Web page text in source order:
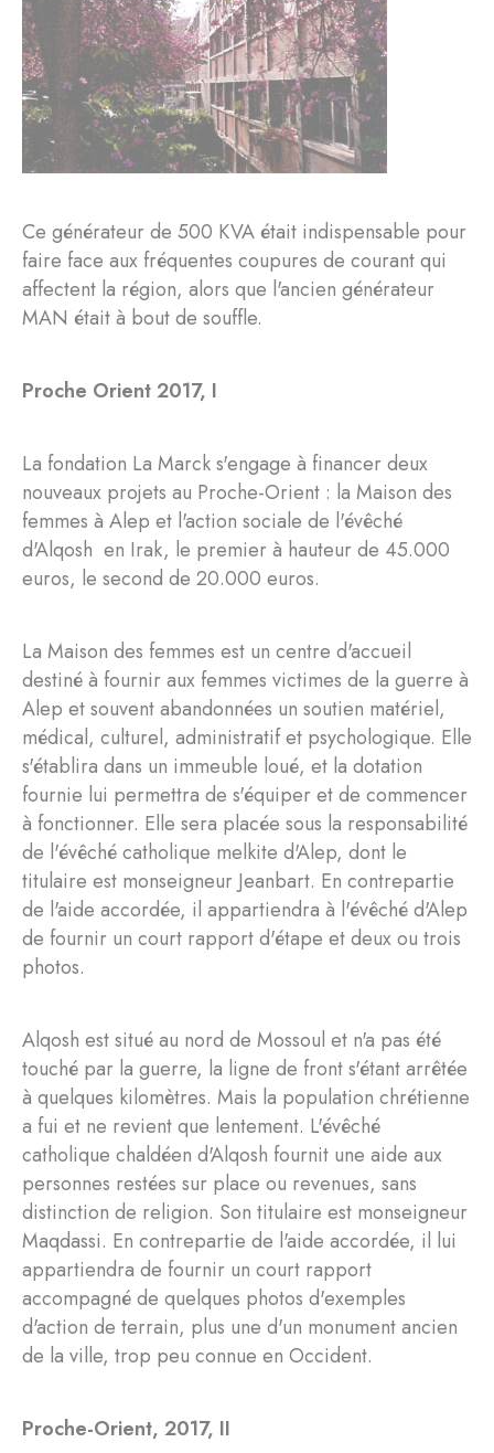
Ce générateur de 500 KVA était indispensable pour
faire face aux fréquentes coupures de courant qui
affectent la région, alors que l'ancien générateur
MAN était à bout de souffle.
Proche Orient 2017, I
La fondation La Marck s'engage à financer deux
nouveaux projets au Proche-Orient : la Maison des
femmes à Alep et l'action sociale de l'évêché
d'Alqosh en Irak, le premier à hauteur de 45.000
euros, le second de 20.000 euros.
La Maison des femmes est un centre d'accueil
destiné à fournir aux femmes victimes de la guerre à
Alep et souvent abandonnées un soutien matériel,
médical, culturel, administratif et psychologique. Elle
s'établira dans un immeuble loué, et la dotation
fournie lui permettra de s'équiper et de commencer
à fonctionner. Elle sera placée sous la responsabilité
de l'évêché catholique melkite d'Alep, dont le
titulaire est monseigneur Jeanbart. En contrepartie
de l'aide accordée, il appartiendra à l'évêché d'Alep
de fournir un court rapport d'étape et deux ou trois
photos.
Alqosh est situé au nord de Mossoul et n'a pas été
touché par la guerre, la ligne de front s'étant arrêtée
à quelques kilomètres. Mais la population chrétienne
a fui et ne revient que lentement. L'évêché
catholique chaldéen d'Alqosh fournit une aide aux
personnes restées sur place ou revenues, sans
distinction de religion. Son titulaire est monseigneur
Maqdassi. En contrepartie de l'aide accordée, il lui
appartiendra de fournir un court rapport
accompagné de quelques photos d'exemples
d'action de terrain, plus une d'un monument ancien
de la ville, trop peu connue en Occident.
Proche-Orient, 2017, II